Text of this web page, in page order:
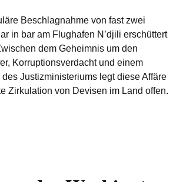
Beschlagnahme von fast zwei
in bar am Flughafen N’djili erschüttert
dem Geheimnis um den
Korruptionsverdacht und einem
Justizministeriums legt diese Affäre
Zirkulation von Devisen im Land offen.
Dollar in bar am Flughafen